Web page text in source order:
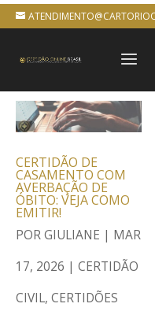
CERTIDÃO DE
CASAMENTO COM
AVERBAÇÃO DE
ÓBITO: VEJA COMO
EMITIR!
PORGIULIANE | MAR
17, 2026 | CERTIDÃO
CIVIL, CERTIDÕES